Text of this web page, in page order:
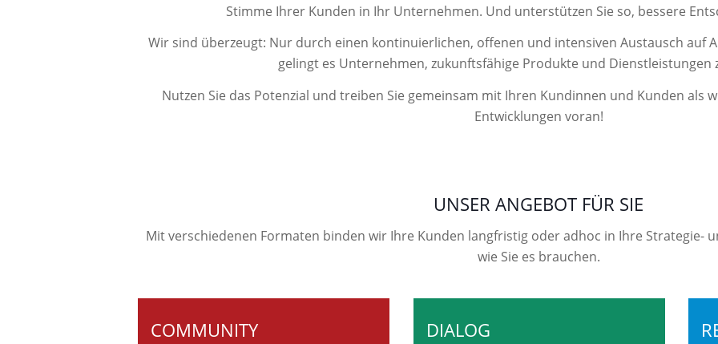
Stimme Ihrer Kunden in Ihr Unternehmen. Und unterstützen Sie so, bessere
Wir sind überzeugt: Nur durch einen kontinuierlichen, offenen und intensiven Austausch auf
gelingt es Unternehmen, zukunftsfähige Produkte und Dienstleistungen
Nutzen Sie das Potenzial und treiben Sie gemeinsam mit Ihren Kundinnen und Kunden als
Entwicklungen voran!
UNSER ANGEBOT FÜR SIE
Mit verschiedenen Formaten binden wir Ihre Kunden langfristig oder adhoc in Ihre Strategie-
wie Sie es brauchen.
COMMUNITY DIALOG